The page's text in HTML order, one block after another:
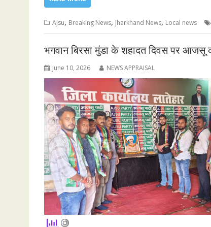
Ajsu, Breaking News, Jharkhand News, Local news
भगवान बिरसा मुंडा के शहादत दिवस पर आजसू
June 10, 2026 NEWS APPRAISAL